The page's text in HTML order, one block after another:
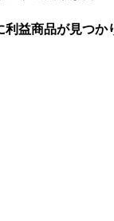
益商品が見つか